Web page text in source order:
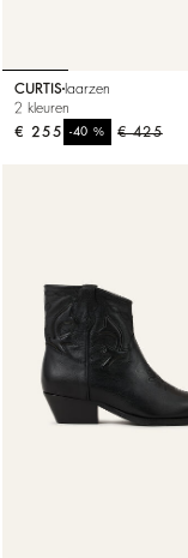
CURTIS laarzen
2 kleuren
€ 425
-40%
€ 255